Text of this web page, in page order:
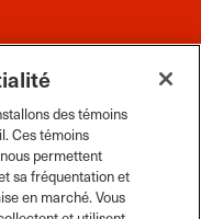
des témoins
Ces témoins
permettent
sa fréquentation et
en marché. Vous